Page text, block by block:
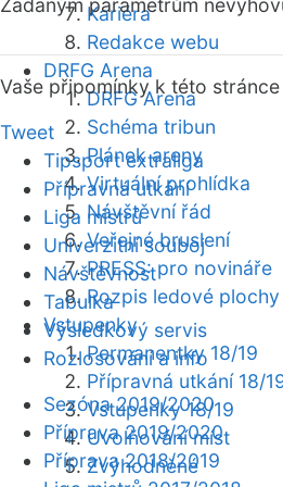
Kariéra
Redakce webu
DRFG Arena
DRFG Arena
Schéma tribun
Plánek areny
Virtuální prohlídka
Návštěvní řád
Veřejné bruslení
PRESS: pro novináře
Rozpis ledové plochy
Vstupenky
Permanentky 18/19
Přípravná utkání 18/
Vstupenky 18/19
Uvolňování míst
Zvýhodněné
Zadaným parametrům
Vaše připomínky k této
Tweet
Tipsport extraliga
Přípravná utkání
Liga mistrů
Univerzitní souboj
Návštěvnost
Tabulka
Výsledkový servis
Rozlosování a info
Sezóna 2019/2020
Příprava 2019/2020
Příprava 2018/2019